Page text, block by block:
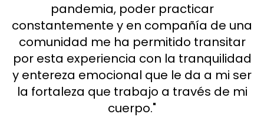
pandemia, poder practicar
constantemente y en compañía de una
comunidad me ha permitido transitar
por esta experiencia con la tranquilidad
y entereza emocional que le da a mi ser
la fortaleza que trabajo a través de mi
cuerpo."